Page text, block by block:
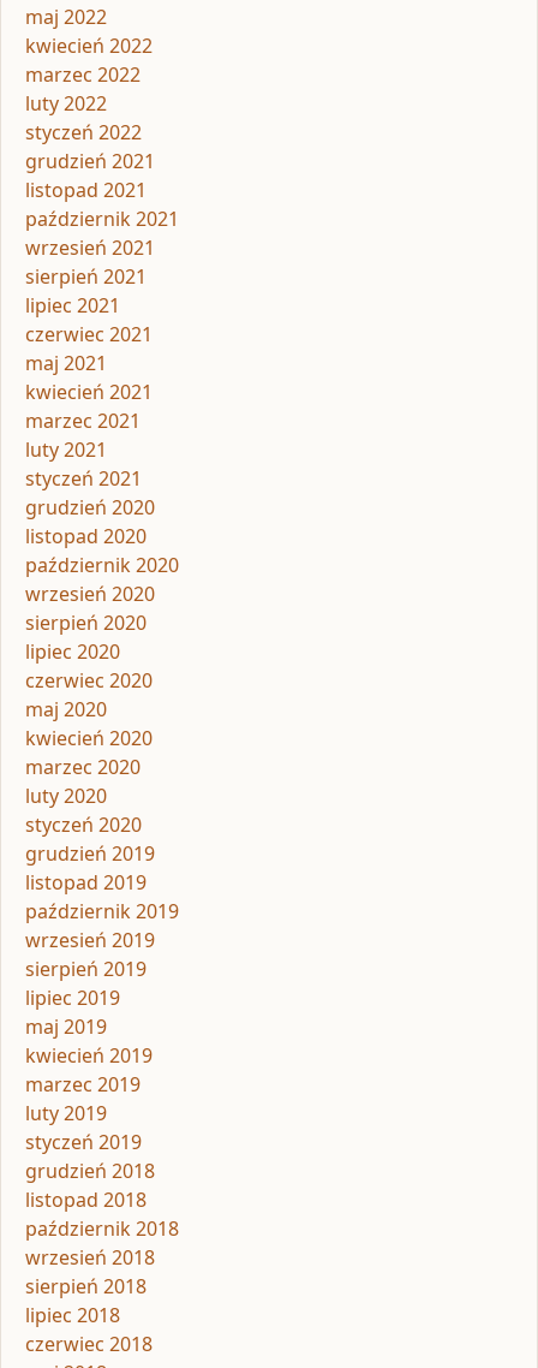
maj 2022
kwiecień 2022
marzec 2022
luty 2022
styczeń 2022
grudzień 2021
listopad 2021
październik 2021
wrzesień 2021
sierpień 2021
lipiec 2021
czerwiec 2021
maj 2021
kwiecień 2021
marzec 2021
luty 2021
styczeń 2021
grudzień 2020
listopad 2020
październik 2020
wrzesień 2020
sierpień 2020
lipiec 2020
czerwiec 2020
maj 2020
kwiecień 2020
marzec 2020
luty 2020
styczeń 2020
grudzień 2019
listopad 2019
październik 2019
wrzesień 2019
sierpień 2019
lipiec 2019
maj 2019
kwiecień 2019
marzec 2019
luty 2019
styczeń 2019
grudzień 2018
listopad 2018
październik 2018
wrzesień 2018
sierpień 2018
lipiec 2018
czerwiec 2018